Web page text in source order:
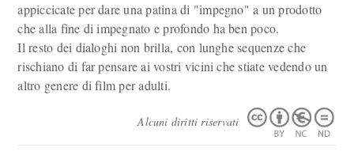
appiccicate per dare una patina di "impegno" a un prodotto
che alla fine di impegnato e profondo ha ben poco.
Il resto dei dialoghi non brilla, con lunghe sequenze che
rischiano di far pensare ai vostri vicini che stiate vedendo un
altro genere di film per adulti.
Alcuni diritti riservati